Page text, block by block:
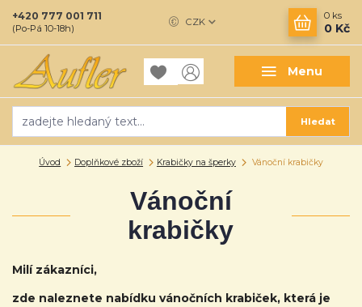
Menu
CZK
Hledat
+420 777 001 711
(Po-Pá 10-18h)
0 ks
0 Kč
Úvod Doplňkové zboží Krabičky na šperky Vánoční krabičky
Vánoční
krabičky
Milí zákazníci,
zde naleznete nabídku vánočních krabiček, která je